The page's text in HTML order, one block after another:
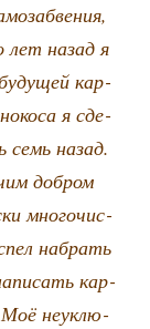
лет назад я
кар­
я сде­
назад.
доб­ром
мно­го­чис­
набрать
кар­
Моё неук­лю­